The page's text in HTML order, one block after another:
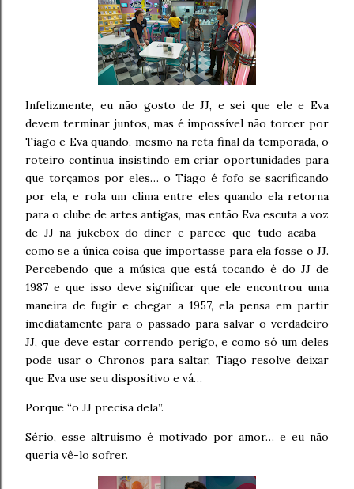
Infelizmente, eu não gosto de JJ, e sei que ele e Eva
devem terminar juntos, mas é impossível não torcer por
Tiago e Eva quando, mesmo na reta final da temporada, o
roteiro continua insistindo em criar oportunidades para
que torçamos por eles… o Tiago é fofo se sacrificando
por ela, e rola um clima entre eles quando ela retorna
para o clube de artes antigas, mas então Eva escuta a voz
de JJ na jukebox do diner e parece que tudo acaba –
como se a única coisa que importasse para ela fosse o JJ.
Percebendo que a música que está tocando é do JJ de
1987 e que isso deve significar que ele encontrou uma
maneira de fugir e chegar a 1957, ela pensa em partir
imediatamente para o passado para salvar o verdadeiro
JJ, que deve estar correndo perigo, e como só um deles
pode usar o Chronos para saltar, Tiago resolve deixar
que Eva use seu dispositivo e vá…
Porque “o JJ precisa dela”.
Sério, esse altruísmo é motivado por amor… e eu não
queria vê-lo sofrer.